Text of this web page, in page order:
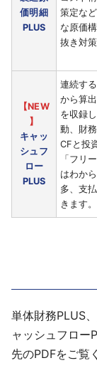
価明細
PLUS
策定な
な原価
抜き対
【NEW
】
キャッ
シュフ
ロー
PLUS
連続す
から算
を収録
動、財
CFと投
「フリ
はわか
多、支
きます。
単体財務PLUS
ャッシュフロー
先のPDFをご覧